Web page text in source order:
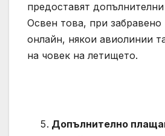
предоставят
Освен това, при забравено
онлайн, някои авиолинии
на човек на летището.
Допълнително